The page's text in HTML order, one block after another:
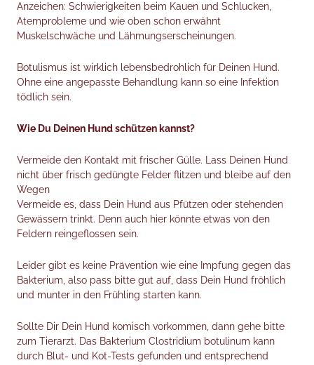
Anzeichen: Schwierigkeiten beim Kauen und Schlucken,
Atemprobleme und wie oben schon erwähnt
Muskelschwäche und Lähmungserscheinungen.
Botulismus ist wirklich lebensbedrohlich für Deinen Hund.
Ohne eine angepasste Behandlung kann so eine Infektion
tödlich sein.
Wie Du Deinen Hund schützen kannst?
Vermeide den Kontakt mit frischer Gülle. Lass Deinen Hund
nicht über frisch gedüngte Felder flitzen und bleibe auf den
Wegen
Vermeide es, dass Dein Hund aus Pfützen oder stehenden
Gewässern trinkt. Denn auch hier könnte etwas von den
Feldern reingeflossen sein.
Leider gibt es keine Prävention wie eine Impfung gegen das
Bakterium, also pass bitte gut auf, dass Dein Hund fröhlich
und munter in den Frühling starten kann.
Sollte Dir Dein Hund komisch vorkommen, dann gehe bitte
zum Tierarzt. Das Bakterium Clostridium botulinum kann
durch Blut- und Kot-Tests gefunden und entsprechend